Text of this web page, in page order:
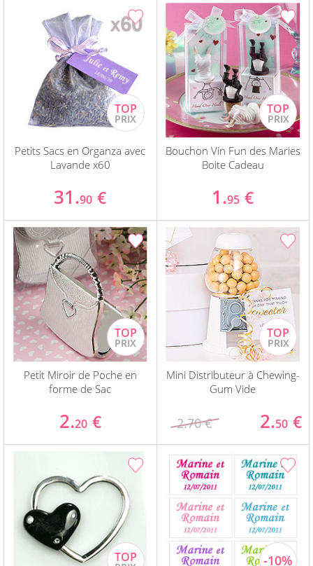
Petits Sacs en Organza avec
Lavande x60
31.90 €
Bouchon Vin Fun des Maries
Boite Cadeau
1.95 €
Petit Miroir de Poche en
forme de Sac
2.20 €
Mini Distributeur à Chewing-
Gum Vide
2.70 € 2.50 €